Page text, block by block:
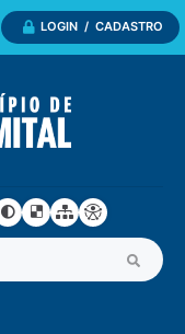
LOGIN / CADASTRO